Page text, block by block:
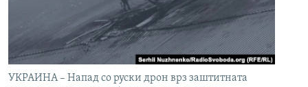
УКРАИНА – Напад со руски дрон врз заштитната